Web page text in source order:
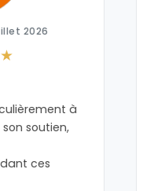
2026
à
soutien,
ces